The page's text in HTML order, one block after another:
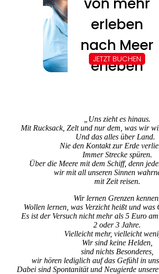
„Uns zieht es hinaus.
Mit Rucksack, Zelt und nur dem, was wir
Und das alles über Land.
Nie den Kontakt zur Erde
Immer Strecke spüren.
Über die Meere mit dem Schiff, denn
wir mit all unseren Sinnen
mit Zeit reisen.
Wir lernen Grenzen
Wollen lernen, was Verzicht heißt und was
Es ist der Versuch nicht mehr als 5 Euro
2 oder 3 Jahre.
Vielleicht mehr, vielleicht
Wir sind keine Helden,
sind nichts Besonderes,
wir hören lediglich auf das Gefühl in
Dabei sind Spontanität und Neugierde